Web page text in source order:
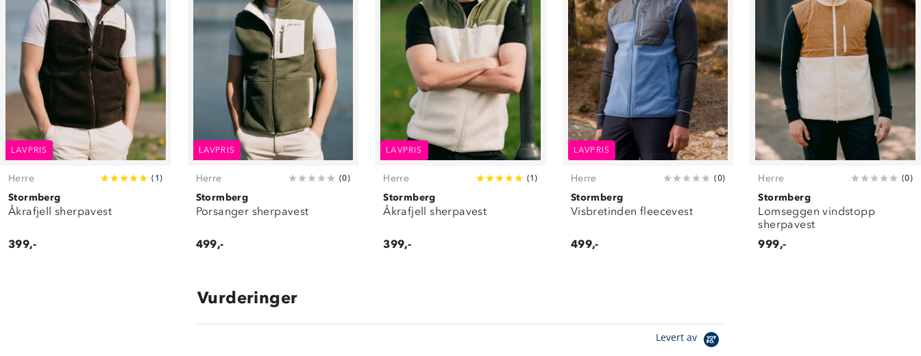
LAVPRIS
Herre ( 1 )
Stormberg
Åkrafjell sherpavest
399,-
LAVPRIS
Herre (0)
Stormberg
Porsanger sherpavest
499,-
LAVPRIS
Herre (1 )
Stormberg
Åkrafjell sherpavest
399,-
LAVPRIS
Herre (0)
Stormberg
Visbretinden fleecevest
499,-
Herre (0)
Stormberg
Lomseggen vindstopp
sherpavest
999,-
Vurderinger
Levert av